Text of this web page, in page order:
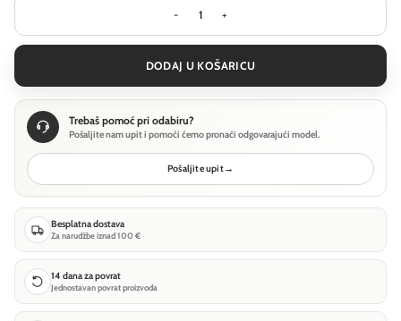
Visilica Ideal Lux HAUNT SP1 - Drvo
DODAJ U KOŠARICU
Trebaš pomoć pri odabiru?
Pošaljite nam upit i pomoći ćemo pronaći odgovarajući model.
Pošaljite upit→
Besplatna dostava
Za narudžbe iznad 100 €
14 dana za povrat
Jednostavan povrat proizvoda